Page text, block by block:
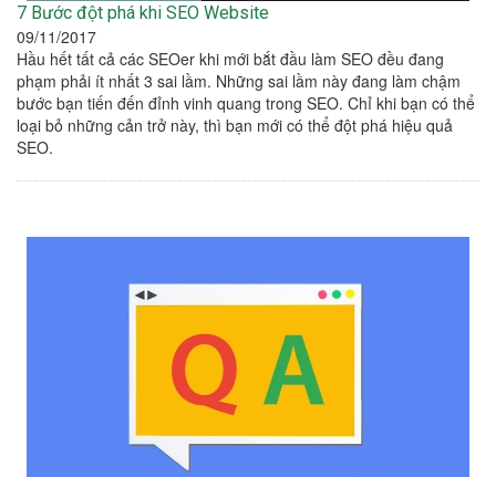
7 Bước đột phá khi SEO Website
09/11/2017
Hầu hết tất cả các SEOer khi mới bắt đầu làm SEO đều đang
phạm phải ít nhất 3 sai lầm. Những sai lầm này đang làm chậm
bước bạn tiến đến đỉnh vinh quang trong SEO. Chỉ khi bạn có thể
loại bỏ những cản trở này, thì bạn mới có thể đột phá hiệu quả
SEO.